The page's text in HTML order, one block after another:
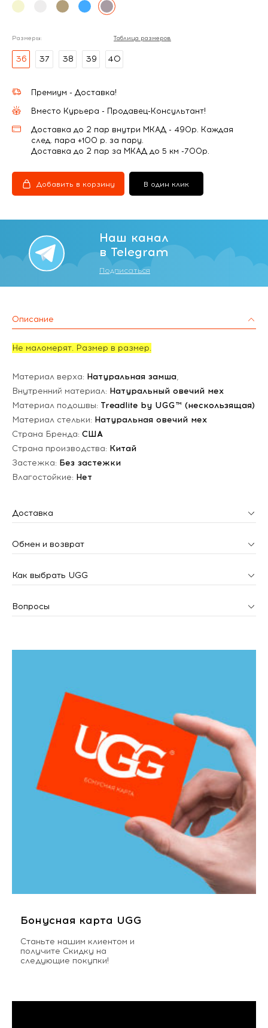
Размеры: Таблица размеров
36 37 38 39 40
Премиум - Доставка!
Вместо Курьера - Продавец-Консультант!
Доставка до 2 пар внутри МКАД - 490р. Каждая
след. пара +100 р. за пару.
Доставка до 2 пар за МКАД до 5 км -700р.
Добавить в корзину В один клик
Наш канал
в Telegram
Подписаться
Описание
Не маломерят. Размер в размер.
Материал верха: Натуральная замша,
Внутренний материал: Натуральный овечий мех
Материал подошвы: Treadlite by UGG™ (нескользящая)
Материал стельки: Натуральная овечий мех
Страна Бренда: США
Страна производства: Китай
Застежка: Без застежки
Влагостойкие: Нет
Доставка
Обмен и возврат
Как выбрать UGG
Вопросы
Бонусная карта UGG
Станьте нашим клиентом и
получите Скидку на
следующие покупки!